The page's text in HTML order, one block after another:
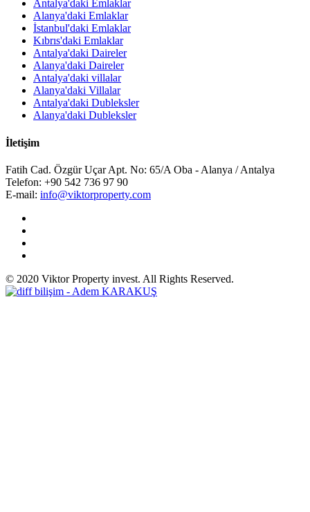
Antalya'daki Emlaklar
Alanya'daki Emlaklar
İstanbul'daki Emlaklar
Kıbrıs'daki Emlaklar
Antalya'daki Daireler
Alanya'daki Daireler
Antalya'daki villalar
Alanya'daki Villalar
Antalya'daki Dubleksler
Alanya'daki Dubleksler
İletişim
Fatih Cad. Özgür Uçar Apt. No: 65/A Oba - Alanya / Antalya
Telefon: +90 542 736 97 90
E-mail: info@viktorproperty.com
© 2020 Viktor Property invest. All Rights Reserved.